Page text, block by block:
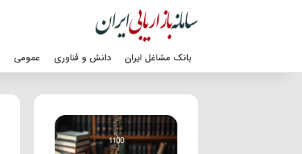
بانک مشاغل ایران دانش و فناوری عمومی